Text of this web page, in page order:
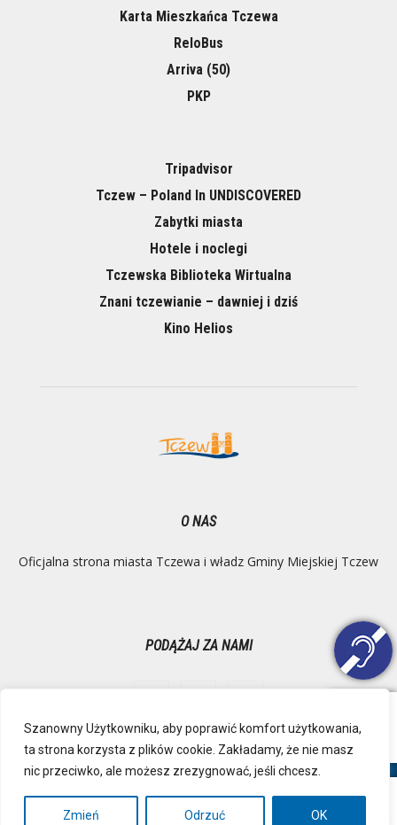
Szanowny Użytkowniku, aby poprawić komfort użytkowania,
ta strona korzysta z plików cookie. Zakładamy, że nie masz
nic przeciwko, ale możesz zrezygnować, jeśli chcesz.
Zmień Odrzuć OK
Karta Mieszkańca Tczewa
ReloBus
Arriva (50)
PKP
Tripadvisor
Tczew – Poland In UNDISCOVERED
Zabytki miasta
Hotele i noclegi
Tczewska Biblioteka Wirtualna
Znani tczewianie – dawniej i dziś
Kino Helios
O NAS
Oficjalna strona miasta Tczewa i władz Gminy Miejskiej Tczew
PODĄŻAJ ZA NAMI
Ochrona danych osobowych
Inspektor Danych Osobowych
Polityka Prywatności
Deklaracja dostępności
RSS
Kontakt